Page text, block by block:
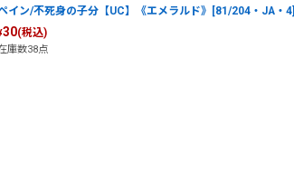
イン/不死身の子分【UC】《エメラルド》[81/204・JA・4]
30(税込)
庫数38点